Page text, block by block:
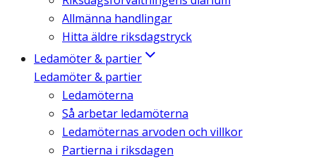
Allmänna handlingar
Hitta äldre riksdagstryck
Ledamöter & partier
Ledamöter & partier
Ledamöterna
Så arbetar ledamöterna
Ledamöternas arvoden och villkor
Partierna i riksdagen